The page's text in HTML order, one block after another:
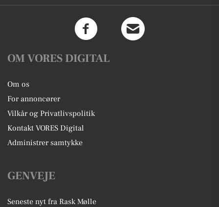
OM VORES DIGITAL
Om os
For annoncører
Vilkår og Privatlivspolitik
Kontakt VORES Digital
Administrer samtykke
GENVEJE
Seneste nyt fra Rask Mølle